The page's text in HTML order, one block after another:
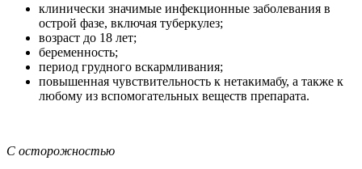
клинически значимые инфекционные заболевания в
острой фазе, включая туберкулез;
возраст до 18 лет;
беременность;
период грудного вскармливания;
повышенная чувствительность к нетакимабу, а также к
любому из вспомогательных веществ препарата.
С осторожностью